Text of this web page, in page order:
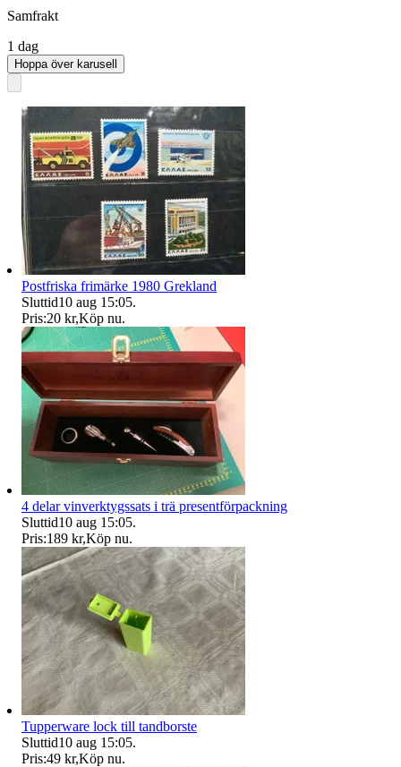
Samfrakt
1 dag
Hoppa över karusell
Postfriska frimärke 1980 Grekland
Sluttid10 aug 15:05.
Pris:20 kr,Köp nu.
4 delar vinverktygssats i trä presentförpackning
Sluttid10 aug 15:05.
Pris:189 kr,Köp nu.
Tupperware lock till tandborste
Sluttid10 aug 15:05.
Pris:49 kr,Köp nu.